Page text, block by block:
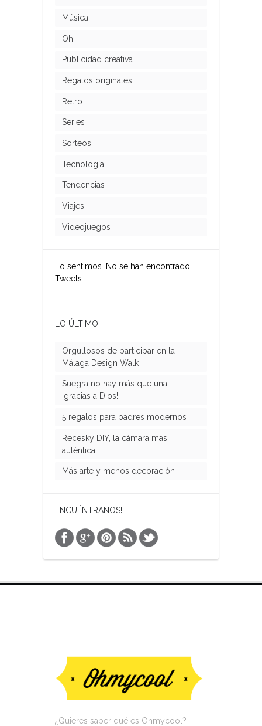
Música
Oh!
Publicidad creativa
Regalos originales
Retro
Series
Sorteos
Tecnología
Tendencias
Viajes
Videojuegos
Lo sentimos. No se han encontrado
Tweets.
LO ÚLTIMO
Orgullosos de participar en la
Málaga Design Walk
Suegra no hay más que una…
¡gracias a Dios!
5 regalos para padres modernos
Recesky DIY, la cámara más
auténtica
Más arte y menos decoración
ENCUÉNTRANOS!
¿Quieres saber qué es Ohmycool?